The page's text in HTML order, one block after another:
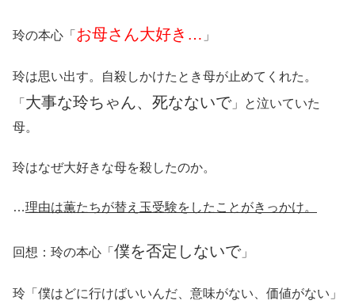
玲の本心「 お母さん大好き… 」
玲は思い出す。自殺しかけたとき母が止めてくれた。
「 大事な玲ちゃん、死なないで」と泣いていた
母。
玲はなぜ大好きな母を殺したのか。
…理由は薫たちが替え玉受験をしたことがきっかけ。
回想：玲の本心「 僕を否定しないで」
玲「僕はどに行けばいいんだ、意味がない、価値がない」